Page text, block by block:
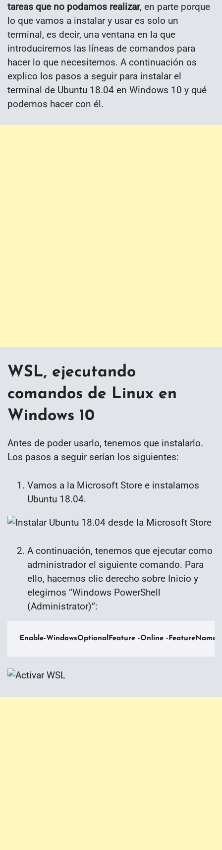
tareas que no podamos realizar, en parte porque
lo que vamos a instalar y usar es solo un
terminal, es decir, una ventana en la que
introduciremos las líneas de comandos para
hacer lo que necesitemos. A continuación os
explico los pasos a seguir para instalar el
terminal de Ubuntu 18.04 en Windows 10 y qué
podemos hacer con él.
WSL, ejecutando
comandos de Linux en
Windows 10
Antes de poder usarlo, tenemos que instalarlo.
Los pasos a seguir serían los siguientes:
Vamos a la Microsoft Store e instalamos
Ubuntu 18.04.
A continuación, tenemos que ejecutar como
administrador el siguiente comando. Para
ello, hacemos clic derecho sobre Inicio y
elegimos “Windows PowerShell
(Administrator)”:
Enable-WindowsOptionalFeature -Online -FeatureName